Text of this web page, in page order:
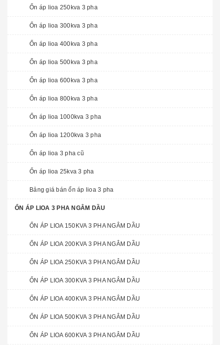
Ổn áp lioa 250kva 3 pha
Ổn áp lioa 300kva 3 pha
Ổn áp lioa 400kva 3 pha
Ổn áp lioa 500kva 3 pha
Ổn áp lioa 600kva 3 pha
Ổn áp lioa 800kva 3 pha
Ổn áp lioa 1000kva 3 pha
Ổn áp lioa 1200kva 3 pha
Ổn áp lioa 3 pha cũ
Ổn áp lioa 25kva 3 pha
Bảng giá bán ổn áp lioa 3 pha
ỔN ÁP LIOA 3 PHA NGÂM DẦU
ỔN ÁP LIOA 150KVA 3 PHA NGÂM DẦU
ỔN ÁP LIOA 200KVA 3 PHA NGÂM DẦU
ỔN ÁP LIOA 250KVA 3 PHA NGÂM DẦU
ỔN ÁP LIOA 300KVA 3 PHA NGÂM DẦU
ỔN ÁP LIOA 400KVA 3 PHA NGÂM DẦU
ỔN ÁP LIOA 500KVA 3 PHA NGÂM DẦU
ỔN ÁP LIOA 600KVA 3 PHA NGÂM DẦU